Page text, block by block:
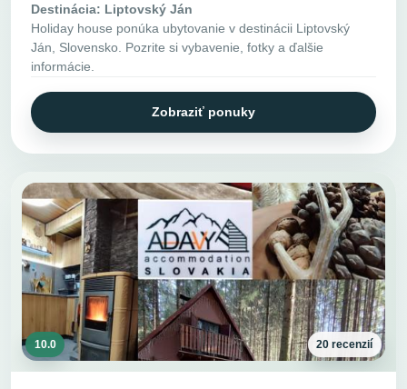
Destinácia: Liptovský Ján
Holiday house ponúka ubytovanie v destinácii Liptovský
Ján, Slovensko. Pozrite si vybavenie, fotky a ďalšie
informácie.
Zobraziť ponuky
10.0 20 recenzií